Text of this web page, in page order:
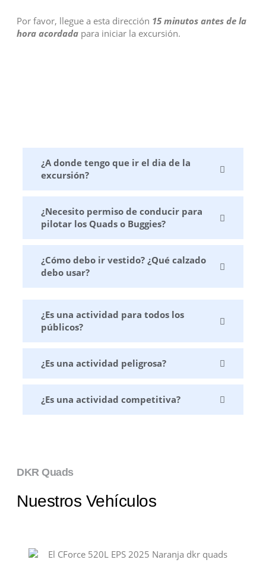
Por favor, llegue a esta dirección 15 minutos antes de la
hora acordada para iniciar la excursión.
¿A donde tengo que ir el dia de la
excursión?
¿Necesito permiso de conducir para
pilotar los Quads o Buggies?
¿Cómo debo ir vestido? ¿Qué calzado
debo usar?
¿Es una actividad para todos los
públicos?
¿Es una actividad peligrosa?
¿Es una actividad competitiva?
DKR Quads
Nuestros Vehículos